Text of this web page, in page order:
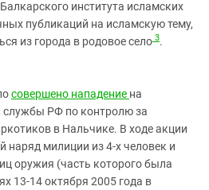
института исламских
публикаций на исламскую тему,
из города в родовое село 3.
совершено нападение на
службы РФ по контролю за
в Нальчике. В ходе акции
наряд милиции из 4-х человек и
оружия (часть которого была
13-14 октября 2005 года в